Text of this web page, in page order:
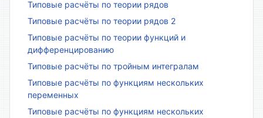
Типовые расчёты по теории рядов
Типовые расчёты по теории рядов 2
Типовые расчёты по теории функций и
дифференцированию
Типовые расчёты по тройным интегралам
Типовые расчёты по функциям нескольких
переменных
Типовые расчёты по функциям нескольких